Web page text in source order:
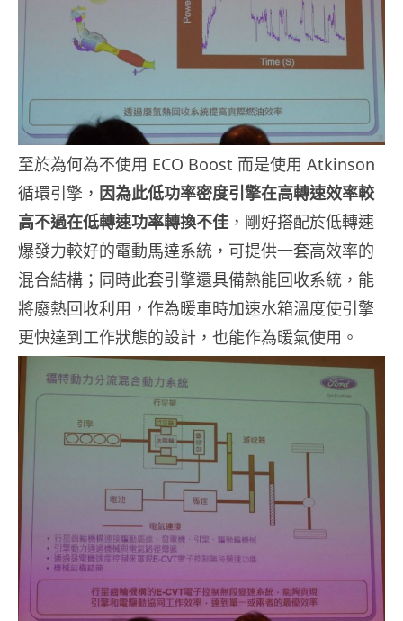
至於為何為不使用 ECO Boost 而是使用 Atkinson
循環引擎， 因為此低功率密度引擎在高轉速效率較
高不過在低轉速功率轉換不佳 ，剛好搭配於低轉速
爆發力較好的電動馬達系統，可提供一套高效率的
混合結構；同時此套引擎還具備熱能回收系統，能
將廢熱回收利用，作為暖車時加速水箱溫度使引擎
更快達到工作狀態的設計，也能作為暖氣使用。